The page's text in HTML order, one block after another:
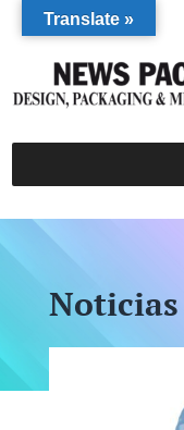
Noticias
Translate »